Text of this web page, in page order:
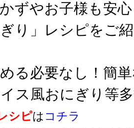
ずやお子様も安
り」レシピをご
る必要なし！簡
ス風おにぎり等
シピは コチラ